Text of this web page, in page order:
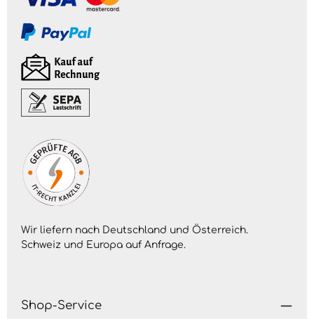
Wir liefern nach Deutschland und Österreich.
Schweiz und Europa auf Anfrage.
Shop-Service